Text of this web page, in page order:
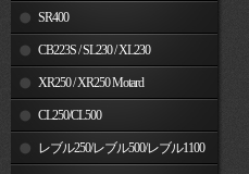
SR400
CB223S / SL230 / XL230
XR250 / XR250 Motard
CL250/CL500
レブル250/レブル500/レブル1100